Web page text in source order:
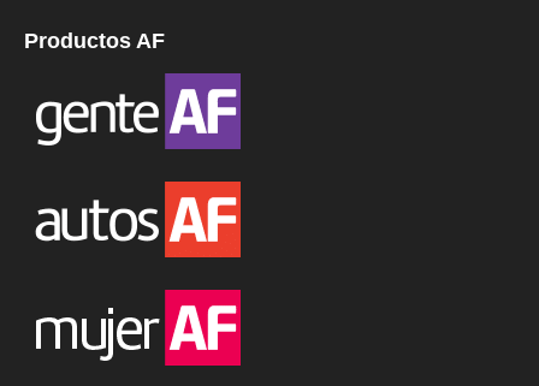
Productos AF